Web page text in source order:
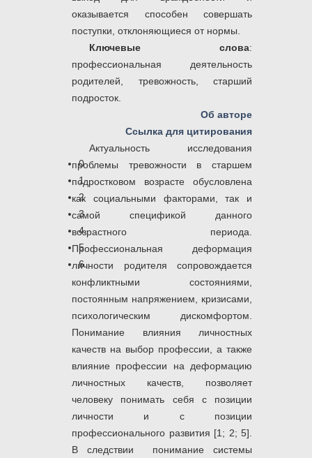
0
1
2
3
4
5
6
оказывается способен совершать
поступки, отклоняющиеся от нормы.
Ключевые слова:
профессиональная деятельность
родителей, тревожность, старший
подросток.
Об авторе
Ссылка для цитирования
Актуальность исследования
проблемы тревожности в старшем
подростковом возрасте обусловлена
как социальными факторами, так и
самой спецификой данного
возрастного периода.
Профессиональная деформация
личности родителя сопровождается
конфликтными состояниями,
постоянным напряжением, кризисами,
психологическим дискомфортом.
Понимание влияния личностных
качеств на выбор профессии, а также
влияние профессии на деформацию
личностных качеств, позволяет
человеку понимать себя с позиции
личности и с позиции
профессионального развития [1; 2; 5].
В следствии понимание системы